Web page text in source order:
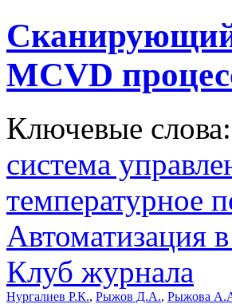
Сканирующий
MCVD
Ключевые слова:
система
температурное
Автоматизация
Клуб журнала
Нургалиев Р.К., Рыжов Д.А., Рыжова